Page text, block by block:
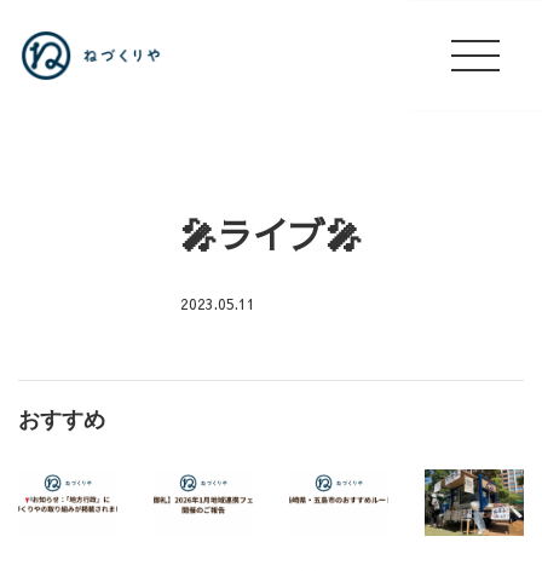
🎤ライブ🎤
2023.05.11
ラ
イ
おすすめ